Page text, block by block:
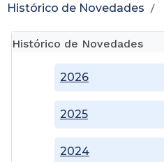
Histórico de Novedades
Histórico de Novedades
2024
2025
2026